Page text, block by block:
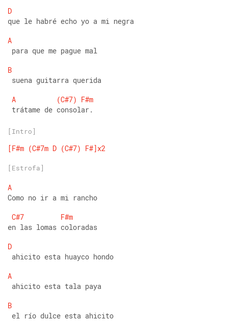
D
que le habré echo yo a mi negra
A
para que me pague mal
B
suena guitarra querida
A
(C#7) F#m
trátame de consolar.
[Intro]
[F#m (C#7m D (C#7) F#]x2
[Estrofa]
A
Como no ir a mi rancho
C#7
F#m
en las lomas coloradas
D
ahicito esta huayco hondo
A
ahicito esta tala paya
B
el río dulce esta ahicito